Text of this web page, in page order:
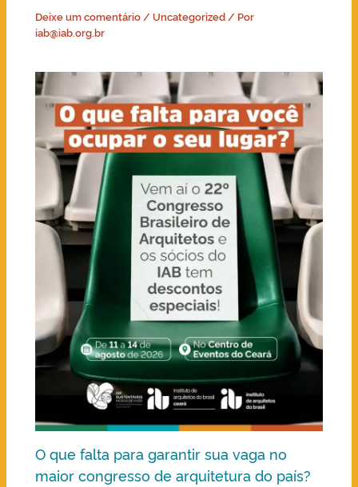
Deixe um comentário / Uncategorized / Por
iab@iab.org.br
O que falta para garantir sua vaga no
maior congresso de arquitetura do país?